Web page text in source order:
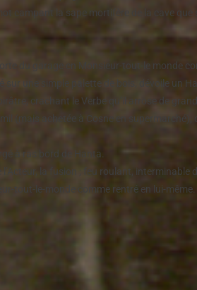
campant la sape mortifère de la cave
du garage en Monsieur-tout-le monde
sur une simple palette de bois, dévoile un
crachant le Verbe qu’il arrose de
(mais achetée à Cosne en
à ras bord de Hanta.
la fusion ; feu roulant, interminable
tout-le-monde comme rentré en lui-même.